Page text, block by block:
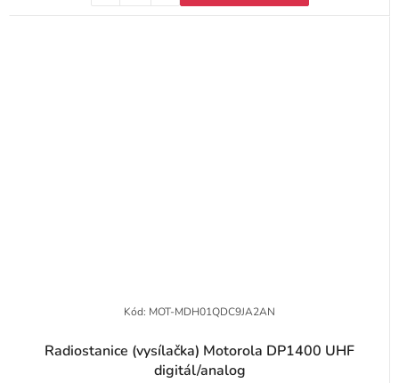
Radiostanice (vysílačka) Motorola DP1400 UHF
digitál/analog
Kód: MOT-MDH01QDC9JA2AN